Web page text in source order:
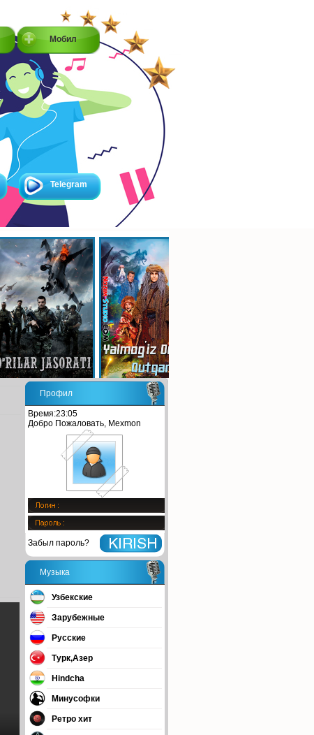
Мобил
Telegram
Профил
Время:23:05
Добро Пожаловать, Mexmon
Забыл пароль?
Музыка
Узбекские
Зарубежные
Русские
Турк,Азер
Hindcha
Минусофки
Ретро хит